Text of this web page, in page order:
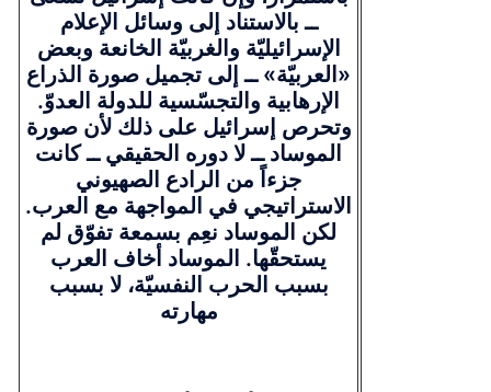
ــ بالاستناد إلى وسائل الإعلام
الإسرائيليّة والغربيّة الخانعة وبعض
«العربيّة» ــ إلى تجميل صورة الذراع
الإرهابية والتجسّسية للدولة العدوّ.
وتحرص إسرائيل على ذلك لأن صورة
الموساد ــ لا دوره الحقيقي ــ كانت
جزءاً من الرادع الصهيوني
الاستراتيجي في المواجهة مع العرب.
لكن الموساد نعِم بسمعة تفوّق لم
يستحقّها. الموساد أخاف العرب
بسبب الحرب النفسيّة، لا بسبب
مهارته